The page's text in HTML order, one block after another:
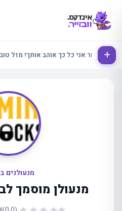
• אלינור אני כל כך אוהב אותך! מזל טוב עד
מנעולנים
מנעולן מוסמך